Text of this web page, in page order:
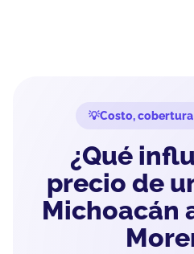
Costo,
¿Qué
precio de
Michoacán